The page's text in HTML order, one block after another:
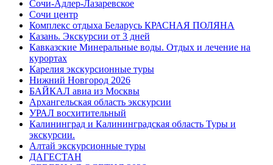
Сочи-Адлер-Лазаревское
Сочи центр
Комплекс отдыха Беларусь КРАСНАЯ ПОЛЯНА
Казань. Экскурсии от 3 дней
Кавказские Минеральные воды. Отдых и лечение на
курортах
Карелия экскурсионные туры
Нижний Новгород 2026
БАЙКАЛ авиа из Москвы
Архангельская область экскурсии
УРАЛ восхитительный
Калининград и Калининградская область Туры и
экскурсии.
Алтай экскурсионные туры
ДАГЕСТАН